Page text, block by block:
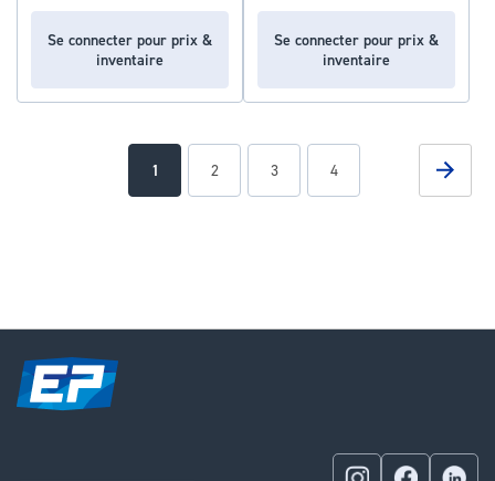
Se connecter pour prix &
inventaire
Se connecter pour prix &
inventaire
You're
1 Page
2 Page
3 Page
4 Page